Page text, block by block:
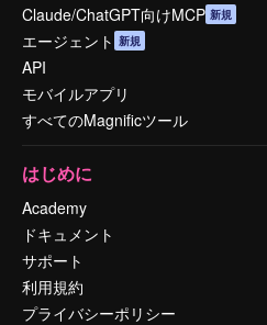
Claude/ChatGPT向けMCP 新規
エージェント 新規
API
モバイルアプリ
すべてのMagnificツール
はじめに
Academy
ドキュメント
サポート
利用規約
プライバシーポリシー